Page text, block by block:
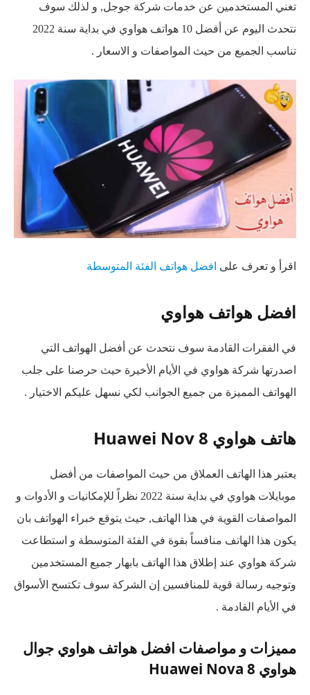
تغني المستخدمين عن خدمات شركة جوجل, و لذلك سوف
نتحدث اليوم عن أفضل 10 هواتف هواوي في بداية سنة 2022
تناسب الجميع من حيث المواصفات و الاسعار .
اقرأ و تعرف على افضل هواتف الفئة المتوسطة
افضل هواتف هواوي
في الفقرات القادمة سوف نتحدث عن أفضل الهواتف التي
اصدرتها شركة هواوي في الأيام الأخيرة حيث حرصنا على جلب
الهواتف المميزة من جميع الجوانب لكي نسهل عليكم الاختيار .
هاتف هواوي Huawei Nov 8
يعتبر هذا الهاتف العملاق من حيث المواصفات من أفضل
موبايلات هواوي في بداية سنة 2022 نظراً للإمكانيات و الأدوات و
المواصفات القوية في هذا الهاتف, حيث يتوقع خبراء الهواتف بان
يكون هذا الهاتف منافساً بقوة في الفئة المتوسطة و استطاعت
شركة هواوي عند إطلاق هذا الهاتف بابهار جميع المستخدمين
وتوجيه رسالة قوية للمنافسين إن الشركة سوف تكتسح الأسواق
في الأيام القادمة .
مميزات و مواصفات افضل هواتف هواوي جوال
هواوي Huawei Nova 8